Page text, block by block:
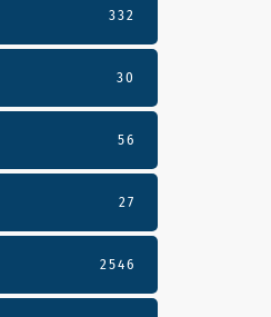
332
30
56
27
2546